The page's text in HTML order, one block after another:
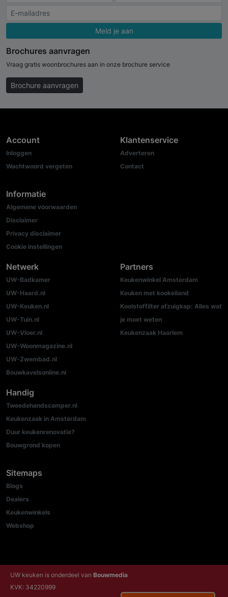
Meld je aan
Brochures aanvragen
Vraag gratis woonbrochures aan in onze brochure service
Brochure aanvragen
Account
Inloggen
Wachtwoord vergeten
Informatie
Algemene voorwaarden
Disclaimer
Privacy disclaimer
Cookie instellingen
Klantenservice
Adverteren
Contact
Netwerk
UW-Badkamer
UW-Haard.nl
UW-Keuken.nl
UW-Tuin.nl
UW-Vloer.nl
UW-Woonmagazine.nl
UW-Zwembad.nl
Bouwkavelsonline.nl
Partners
Keukenwinkel Amsterdam
Keuken met kookeiland
Koolstoffilter afzuigkap: Alles wat
je moet weten
Keukenzaak Haarlem
Handig
Tweedehandscamper.nl
Keukenzaak in Amsterdam
Duur keukenrenovatie?
Bouwgrond kopen
Sitemaps
Blogs
Dealers
Keukenwinkels
Webshop
UW keuken is onderdeel van Bouwmedia
KVK: 34220999